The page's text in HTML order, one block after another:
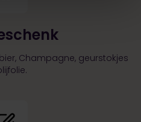
Champagne, geurstokjes